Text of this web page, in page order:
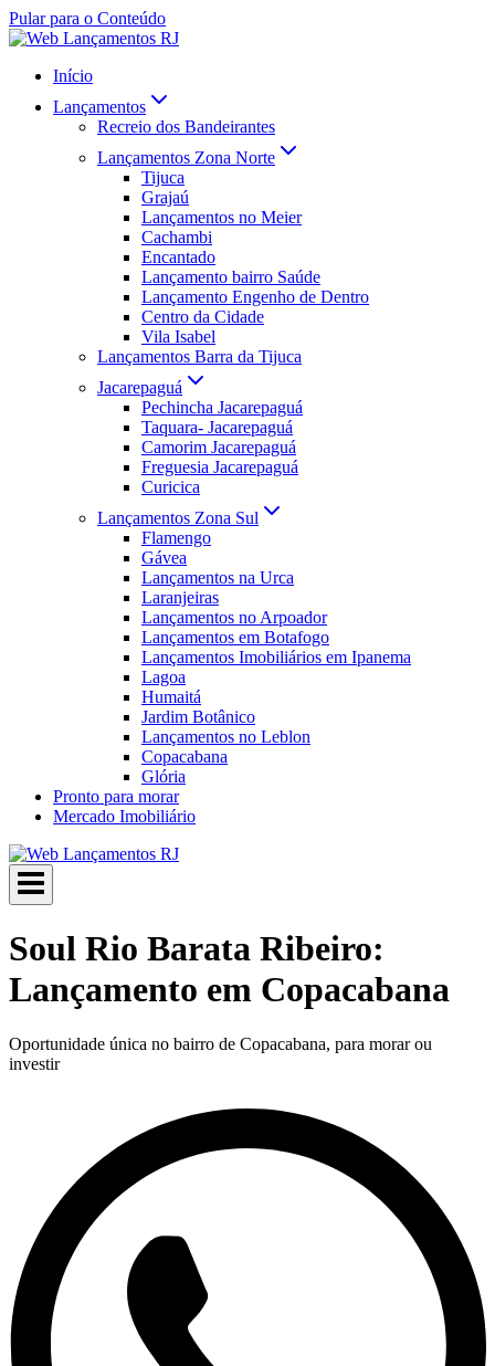
Pular para o Conteúdo
Início
Lançamentos
Recreio dos Bandeirantes
Lançamentos Zona Norte
Tijuca
Grajaú
Lançamentos no Meier
Cachambi
Encantado
Lançamento bairro Saúde
Lançamento Engenho de Dentro
Centro da Cidade
Vila Isabel
Lançamentos Barra da Tijuca
Jacarepaguá
Pechincha Jacarepaguá
Taquara- Jacarepaguá
Camorim Jacarepaguá
Freguesia Jacarepaguá
Curicica
Lançamentos Zona Sul
Flamengo
Gávea
Lançamentos na Urca
Laranjeiras
Lançamentos no Arpoador
Lançamentos em Botafogo
Lançamentos Imobiliários em Ipanema
Lagoa
Humaitá
Jardim Botânico
Lançamentos no Leblon
Copacabana
Glória
Pronto para morar
Mercado Imobiliário
Soul Rio Barata Ribeiro:
Lançamento em Copacabana
Oportunidade única no bairro de Copacabana, para morar ou
investir